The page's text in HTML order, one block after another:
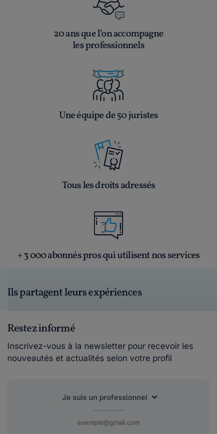
20 ans que l’on accompagne
les professionnels
Une équipe de 50 juristes
Tous les droits adressés
+ 3 000 abonnés pros qui utilisent nos services
Ils partagent leurs expériences
Restez informé
Inscrivez-vous à la newsletter pour recevoir les
nouveautés et actualités selon votre profil